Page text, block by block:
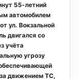
55-летний
автомобилем
ул. Вокзальной
двигался со
учёта
угрозу
движением ТС,